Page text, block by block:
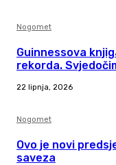
Nogomet
Guinnessova
rekorda.
22 lipnja, 2026
Nogomet
Ovo je novi
saveza